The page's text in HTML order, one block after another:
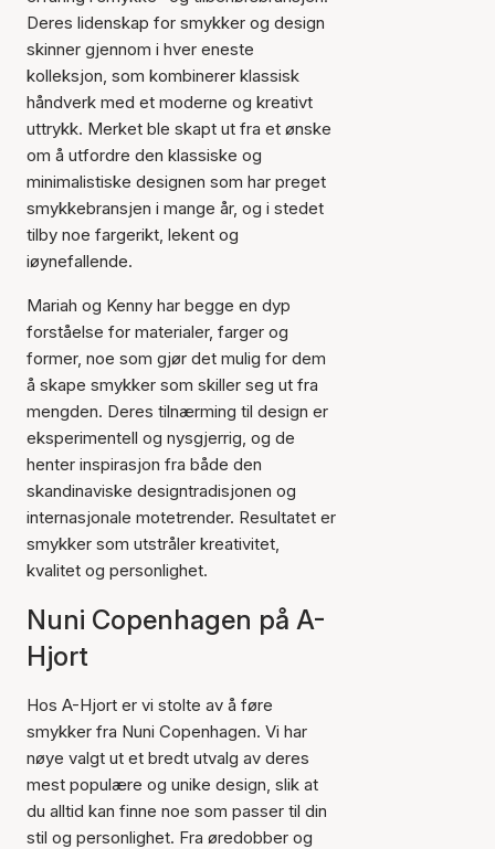
Deres lidenskap for smykker og design
skinner gjennom i hver eneste
kolleksjon, som kombinerer klassisk
håndverk med et moderne og kreativt
uttrykk. Merket ble skapt ut fra et ønske
om å utfordre den klassiske og
minimalistiske designen som har preget
smykkebransjen i mange år, og i stedet
tilby noe fargerikt, lekent og
iøynefallende.
Mariah og Kenny har begge en dyp
forståelse for materialer, farger og
former, noe som gjør det mulig for dem
å skape smykker som skiller seg ut fra
mengden. Deres tilnærming til design er
eksperimentell og nysgjerrig, og de
henter inspirasjon fra både den
skandinaviske designtradisjonen og
internasjonale motetrender. Resultatet er
smykker som utstråler kreativitet,
kvalitet og personlighet.
Nuni Copenhagen på A-
Hjort
Hos A-Hjort er vi stolte av å føre
smykker fra Nuni Copenhagen. Vi har
nøye valgt ut et bredt utvalg av deres
mest populære og unike design, slik at
du alltid kan finne noe som passer til din
stil og personlighet. Fra øredobber og